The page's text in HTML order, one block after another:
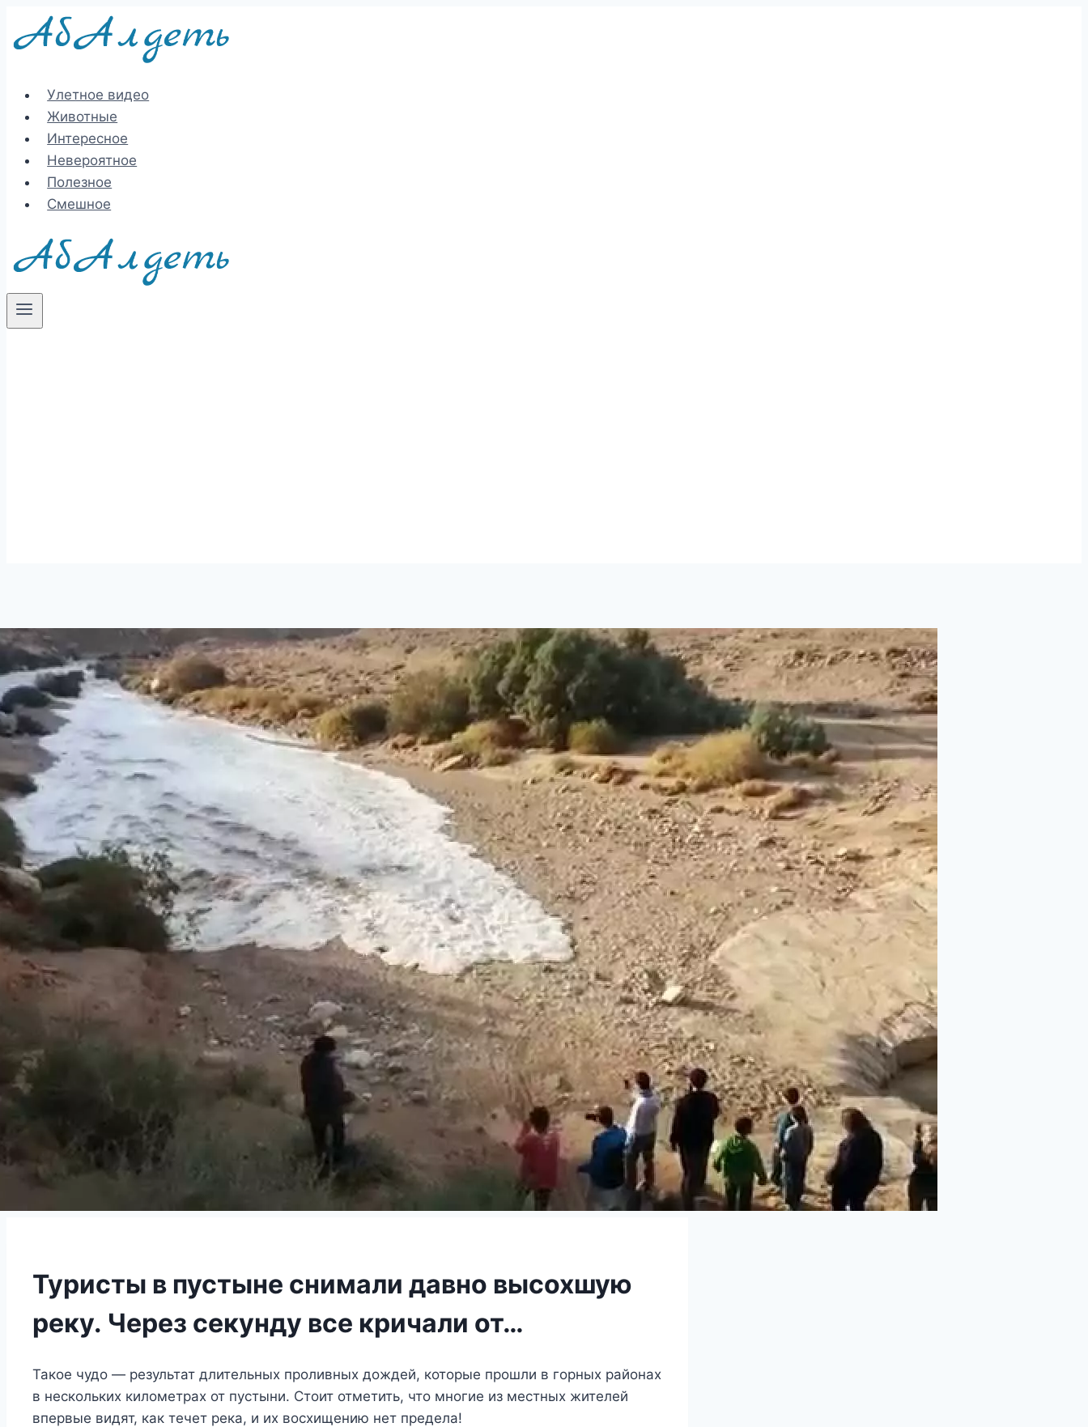
Перейти
Улетное видео
Животные
Интересное
Невероятное
Полезное
Смешное
Туристы в пустыне снимали давно высохшую
реку. Через секунду все кричали от…
Такое чудо — результат длительных проливных дождей, которые прошли в горных районах
в нескольких километрах от пустыни. Стоит отметить, что многие из местных жителей
впервые видят, как течет река, и их восхищению нет предела!